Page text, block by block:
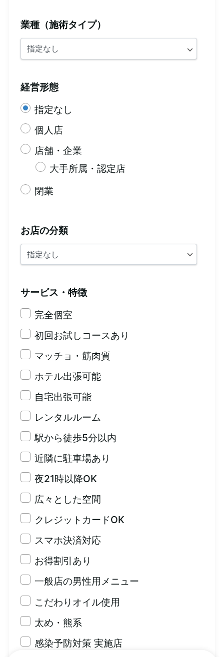
業種（施術タイプ）
経営形態
指定なし
個人店
店舗・企業
大手所属・認定店
閉業
お店の分類
サービス・特徴
完全個室
初回お試しコースあり
マッチョ・筋肉質
ホテル出張可能
自宅出張可能
レンタルルーム
駅から徒歩5分以内
近隣に駐車場あり
夜21時以降OK
広々とした空間
クレジットカードOK
スマホ決済対応
お得割引あり
一般店の男性用メニュー
こだわりオイル使用
太め・熊系
感染予防対策 実施店